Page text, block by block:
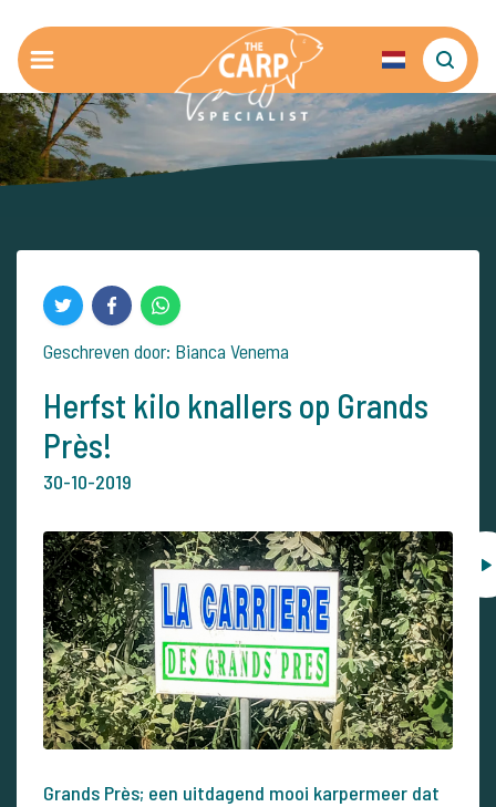
Geschreven door: Bianca Venema
Herfst kilo knallers op Grands
Près!
30-10-2019
Grands Près; een uitdagend mooi karpermeer dat